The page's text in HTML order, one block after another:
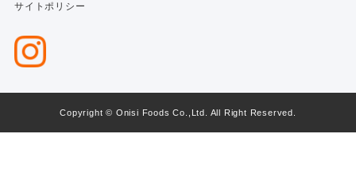
サイトポリシー
Copyright © Onisi Foods Co.,Ltd. All Right Reserved.